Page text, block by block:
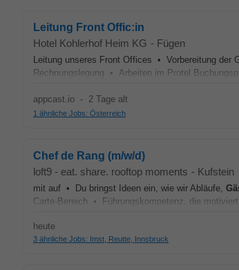
Leitung Front Offic:in
Hotel Kohlerhof Heim KG - Fügen
Leitung unseres Front Offices • Vorbereitung
Rechnungslegung • Arbeiten im Protel
appcast.io - 2 Tage alt
1 ähnliche Jobs: Österreich
Chef de Rang (m/w/d)
loft9 - eat. share. rooftop moments - Kufstein
mit auf • Du bringst Ideen ein, wie wir Abläufe,
Carte-Bereich • Führungskompetenz, die
heute
3 ähnliche Jobs: Imst, Reutte, Innsbruck